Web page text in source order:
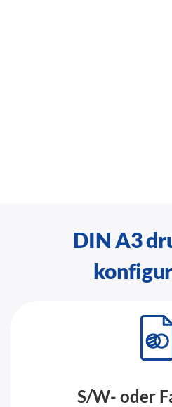
DIN A3
S/W- oder